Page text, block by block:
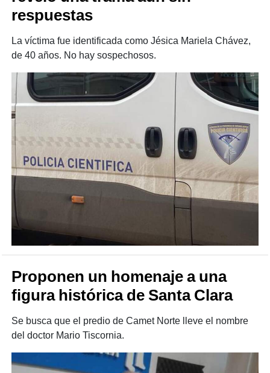
respuestas
La víctima fue identificada como Jésica Mariela Chávez,
de 40 años. No hay sospechosos.
Proponen un homenaje a una
figura histórica de Santa Clara
Se busca que el predio de Camet Norte lleve el nombre
del doctor Mario Tiscornia.